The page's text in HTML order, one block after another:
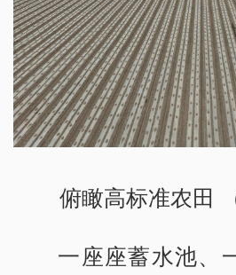
俯瞰高标准农田
一座座蓄水池、